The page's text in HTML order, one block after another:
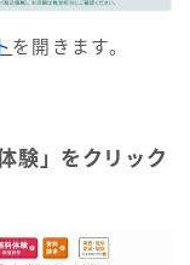
を開きます。
験」をクリック